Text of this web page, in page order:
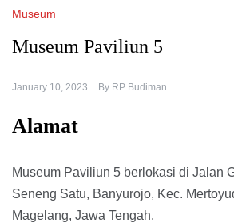
Museum
Museum Paviliun 5
January 10, 2023 By RP Budiman
Alamat
Museum Paviliun 5 berlokasi di Jalan
Seneng Satu, Banyurojo, Kec.
Magelang, Jawa Tengah.